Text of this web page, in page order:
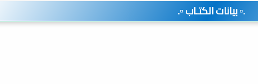
.▫️ بيانات الكتـاب ▫️.